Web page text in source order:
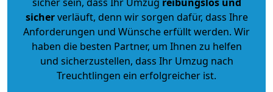
sicherverläuft, denn wir sorgen dafür, dass Ihre
Anforderungen und Wünsche erfüllt werden. Wir
haben die besten Partner, um Ihnen zu helfen
und sicherzustellen, dass Ihr Umzug nach
Treuchtlingen ein erfolgreicher ist.